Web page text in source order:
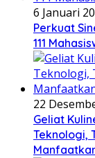
6 Januari
Perkuat
111
22
Geliat
Teknologi,